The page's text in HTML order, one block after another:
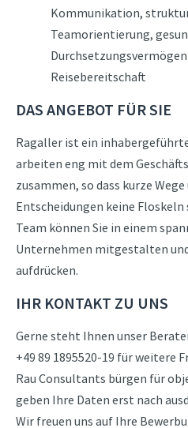
Kommunikation,
Teamorientierung,
Reisebereitschaft
DAS ANGEBOT FÜR SIE
Ragaller ist ein
arbeiten eng mit dem
zusammen, so dass kurze
Entscheidungen keine
Team können Sie in einem
Unternehmen mitgestalten
aufdrücken.
IHR KONTAKT ZU UNS
Gerne steht Ihnen unser
+49 89 1895520-19 für weitere
Rau Consultants bürgen für
geben Ihre Daten erst nach
Wir freuen uns auf Ihre